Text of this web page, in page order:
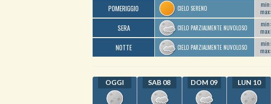
POMERIGGIO CIELO SERENO min:
max:
SERA CIELO PARZIALMENTE NUVOLOSO min:
max:
NOTTE CIELO PARZIALMENTE NUVOLOSO min:
max:
OGGI SAB 08 DOM 09 LUN 10